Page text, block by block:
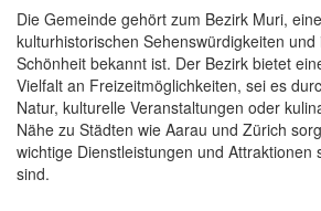
Die Gemeinde gehört zum Bezirk Muri,
kulturhistorischen Sehenswürdigkeiten
Schönheit bekannt ist. Der Bezirk bietet
Vielfalt an Freizeitmöglichkeiten, sei es
Natur, kulturelle Veranstaltungen oder
Nähe zu Städten wie Aarau und Zürich
wichtige Dienstleistungen und Attraktionen
sind.